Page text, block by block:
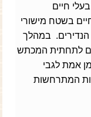
חיים
בשטח מישורי
הנדירים. במהלך
רכבי השטח שלנו 600 מטרים לתחתית המכתש
אמת לגבי
המתרחשות